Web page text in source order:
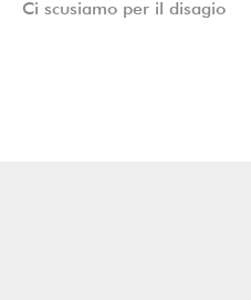
Ci scusiamo per il disagio